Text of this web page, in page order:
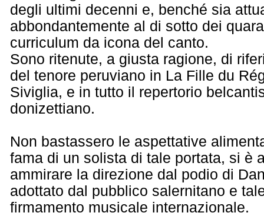
degli ultimi decenni e, benché sia
abbondantemente al di sotto dei
curriculum da icona del canto.
Sono ritenute, a giusta ragione, di
del tenore peruviano in La Fille du
Siviglia, e in tutto il repertorio
donizettiano.
Non bastassero le aspettative
fama di un solista di tale portata, si è
ammirare la direzione dal podio di
adottato dal pubblico salernitano e
firmamento musicale internazionale.